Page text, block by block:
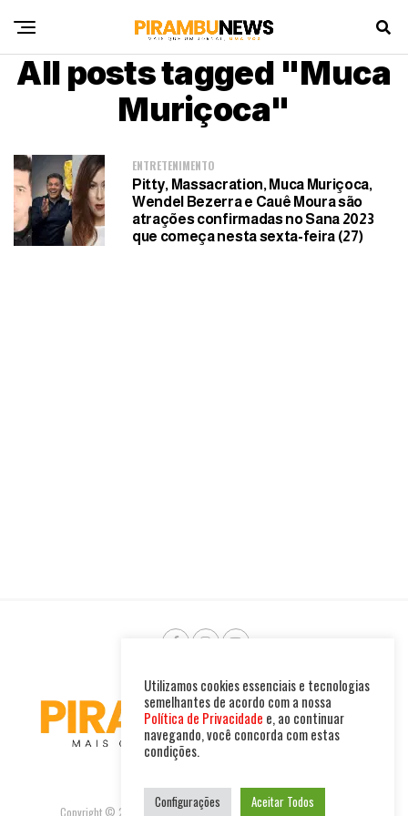
All posts tagged "Muca
Muriçoca"
ENTRETENIMENTO
Pitty, Massacration, Muca Muriçoca,
Wendel Bezerra e Cauê Moura são
atrações confirmadas no Sana 2023
que começa nesta sexta-feira (27)
Copyright © 2025. Todos os direitos reservados. PIRAMBU NEWS
Utilizamos cookies essenciais e tecnologias
semelhantes de acordo com a nossa
Política de Privacidade e, ao continuar
navegando, você concorda com estas
condições.
Configurações Aceitar Todos